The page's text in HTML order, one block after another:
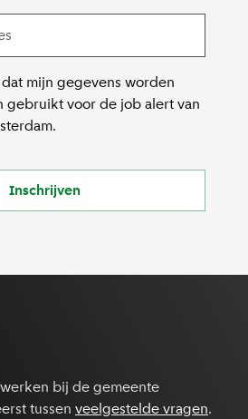
mijn gegevens worden
gebruikt voor de job alert van
Inschrijven
bij de gemeente
tussen veelgestelde vragen.